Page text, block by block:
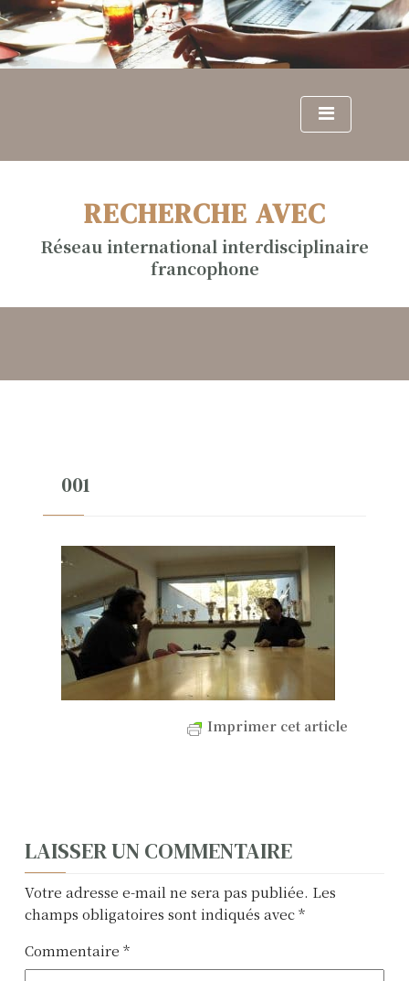
S
k
i
o
RECHERCHE AVEC
Réseau international interdisciplinaire
francophone
001
Imprimer cet article
N
a
v
i
LAISSER UN COMMENTAIRE
Votre adresse e-mail ne sera pas publiée. Les
champs obligatoires sont indiqués avec*
Commentaire *